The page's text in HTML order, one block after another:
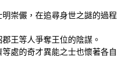
崇儼，在追尋身世之謎的過程
王等人爭奪王位的陰謀。
處的奇才異能之士也懷著各自